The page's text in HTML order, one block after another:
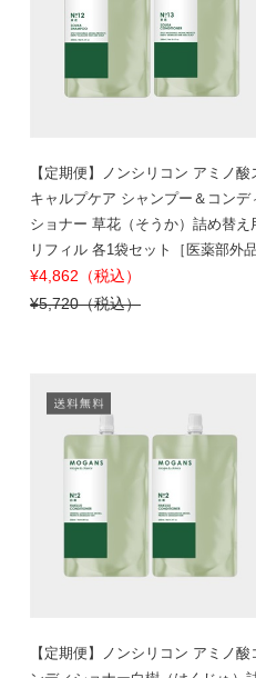
【定期便】ノンシリコン アミノ酸
キャルプケア シャンプー＆コンデ
ショナー 草花（そうか）詰め替え
リフィル 各1袋セット［医薬部外
¥4,862（税込）
¥5,720（税込）
【定期便】ノンシリコン アミノ酸